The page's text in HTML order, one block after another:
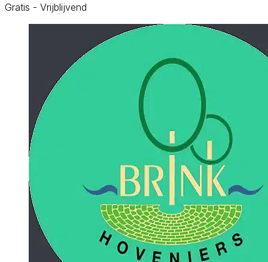
Gratis - Vrijblijvend